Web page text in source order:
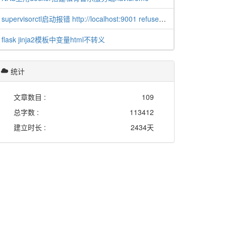
supervisorctl启动报错 http://localhost:9001 refused connection
flask jinja2模板中变量html不转义
统计
文章数目 :
109
总字数 :
113412
建立时长 :
2434天